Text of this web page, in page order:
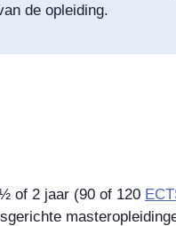
de opleiding.
of 2 jaar (90 of 120